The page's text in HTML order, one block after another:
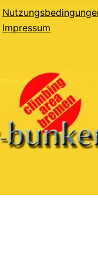
Impressum